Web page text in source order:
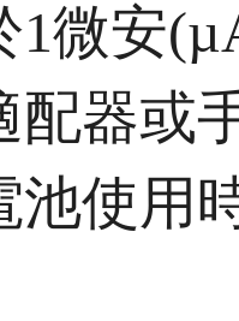
1微安
配器或
池使用